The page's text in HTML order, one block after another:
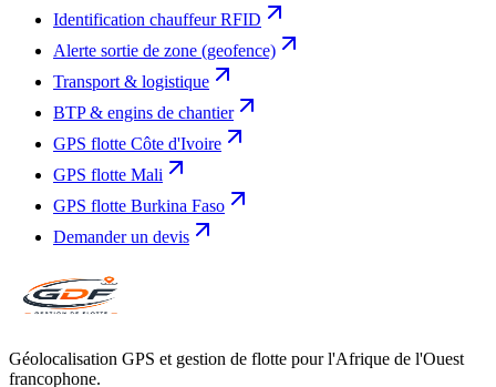
Identification chauffeur RFID
Alerte sortie de zone (geofence)
Transport & logistique
BTP & engins de chantier
GPS flotte Côte d'Ivoire
GPS flotte Mali
GPS flotte Burkina Faso
Demander un devis
Géolocalisation GPS et gestion de flotte pour l'Afrique de l'Ouest
francophone.